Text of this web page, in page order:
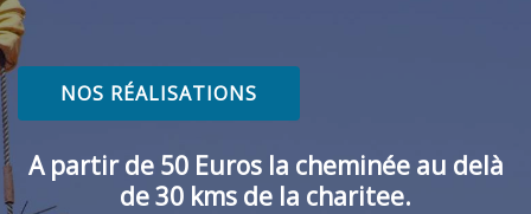
NOS RÉALISATIONS
A partir de 50 Euros la cheminée au delà
de 30 kms de la charitee.